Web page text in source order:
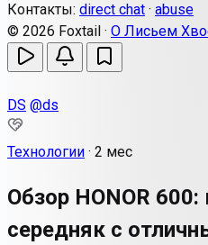
Контакты: direct chat · abuse
© 2026 Foxtail · О Лисьем
DS @ds
Технологии · 2 мес
Обзор HONOR
середняк с